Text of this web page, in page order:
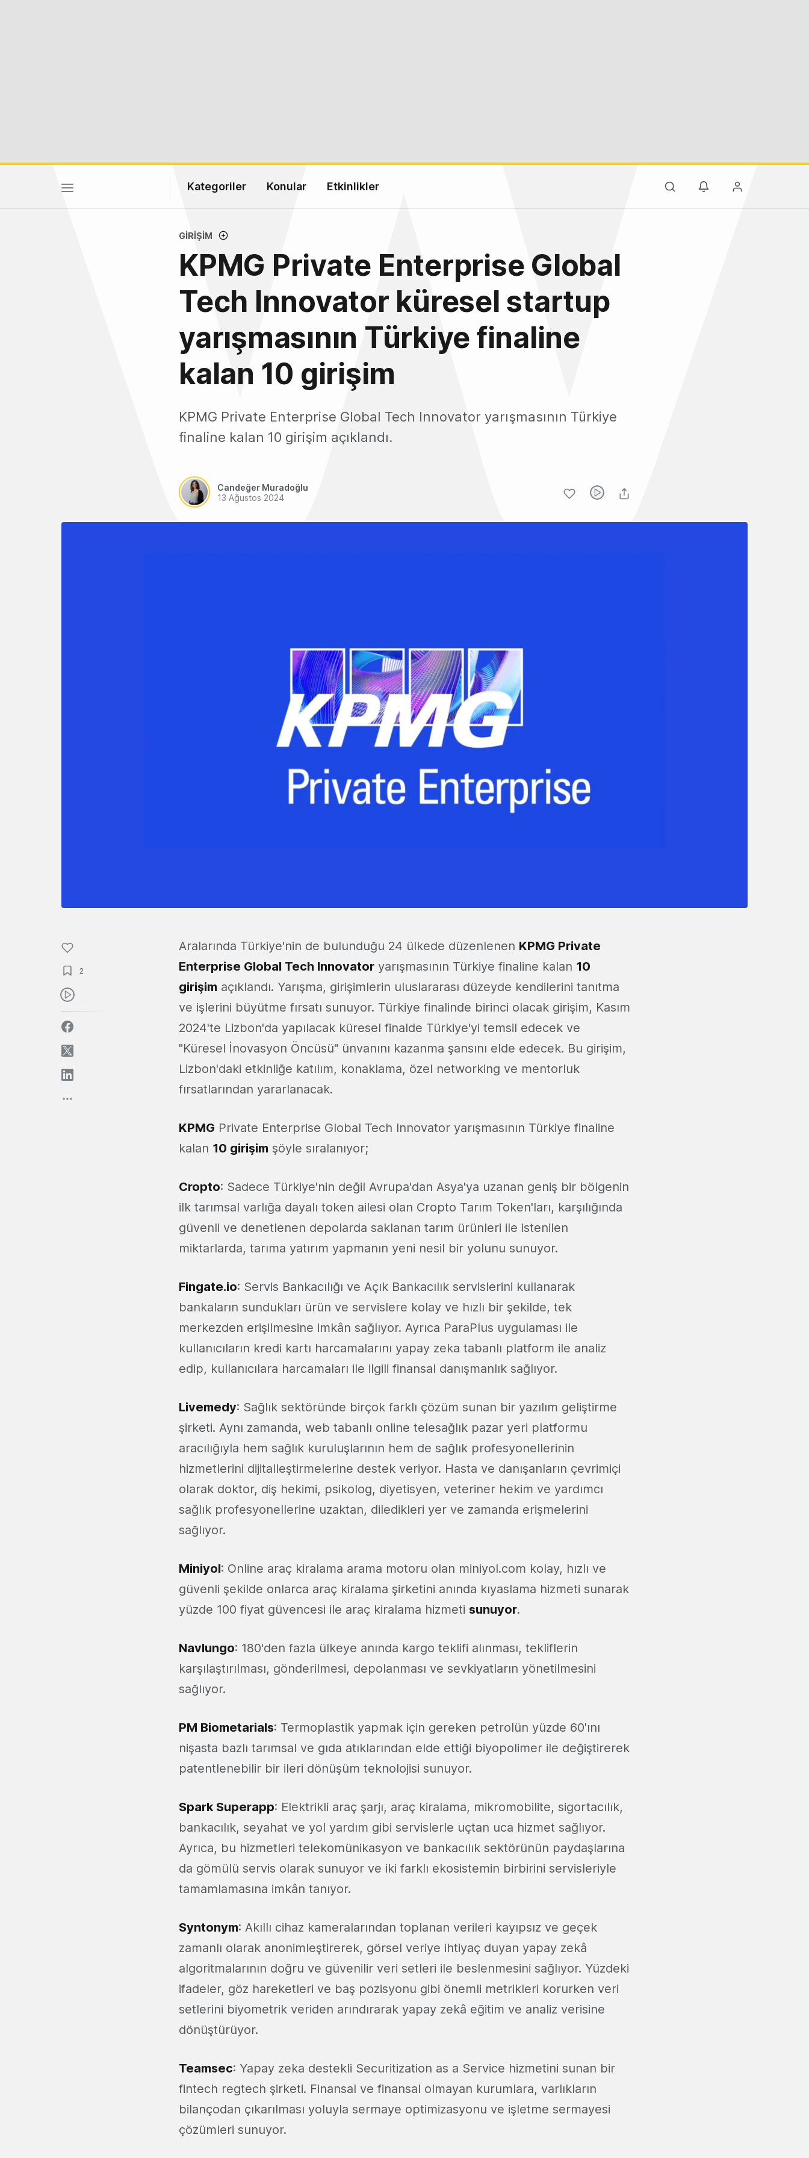
Kategoriler Konular Etkinlikler
GIRIŞIM
KPMG Private Enterprise Global
Tech Innovator küresel startup
yarışmasının Türkiye finaline
kalan 10 girişim
KPMG Private Enterprise Global Tech Innovator yarışmasının Türkiye
finaline kalan 10 girişim açıklandı.
Candeğer Muradoğlu
13 Ağustos 2024
2
Aralarında Türkiye'nin de bulunduğu 24 ülkede düzenlenen KPMG Private
Enterprise Global Tech Innovator yarışmasının Türkiye finaline kalan 10
girişim açıklandı. Yarışma, girişimlerin uluslararası düzeyde kendilerini tanıtma
ve işlerini büyütme fırsatı sunuyor. Türkiye finalinde birinci olacak girişim, Kasım
2024'te Lizbon'da yapılacak küresel finalde Türkiye'yi temsil edecek ve
"Küresel İnovasyon Öncüsü" ünvanını kazanma şansını elde edecek. Bu girişim,
Lizbon'daki etkinliğe katılım, konaklama, özel networking ve mentorluk
fırsatlarından yararlanacak.
KPMG Private Enterprise Global Tech Innovator yarışmasının Türkiye finaline
kalan 10 girişim şöyle sıralanıyor;
Cropto: Sadece Türkiye'nin değil Avrupa'dan Asya'ya uzanan geniş bir bölgenin
ilk tarımsal varlığa dayalı token ailesi olan Cropto Tarım Token'ları, karşılığında
güvenli ve denetlenen depolarda saklanan tarım ürünleri ile istenilen
miktarlarda, tarıma yatırım yapmanın yeni nesil bir yolunu sunuyor.
Fingate.io: Servis Bankacılığı ve Açık Bankacılık servislerini kullanarak
bankaların sundukları ürün ve servislere kolay ve hızlı bir şekilde, tek
merkezden erişilmesine imkân sağlıyor. Ayrıca ParaPlus uygulaması ile
kullanıcıların kredi kartı harcamalarını yapay zeka tabanlı platform ile analiz
edip, kullanıcılara harcamaları ile ilgili finansal danışmanlık sağlıyor.
Livemedy: Sağlık sektöründe birçok farklı çözüm sunan bir yazılım geliştirme
şirketi. Aynı zamanda, web tabanlı online telesağlık pazar yeri platformu
aracılığıyla hem sağlık kuruluşlarının hem de sağlık profesyonellerinin
hizmetlerini dijitalleştirmelerine destek veriyor. Hasta ve danışanların çevrimiçi
olarak doktor, diş hekimi, psikolog, diyetisyen, veteriner hekim ve yardımcı
sağlık profesyonellerine uzaktan, diledikleri yer ve zamanda erişmelerini
sağlıyor.
Miniyol: Online araç kiralama arama motoru olan miniyol.com kolay, hızlı ve
güvenli şekilde onlarca araç kiralama şirketini anında kıyaslama hizmeti sunarak
yüzde 100 fiyat güvencesi ile araç kiralama hizmeti sunuyor.
Navlungo: 180'den fazla ülkeye anında kargo teklifi alınması, tekliflerin
karşılaştırılması, gönderilmesi, depolanması ve sevkiyatların yönetilmesini
sağlıyor.
PM Biometarials: Termoplastik yapmak için gereken petrolün yüzde 60'ını
nişasta bazlı tarımsal ve gıda atıklarından elde ettiği biyopolimer ile değiştirerek
patentlenebilir bir ileri dönüşüm teknolojisi sunuyor.
Spark Superapp: Elektrikli araç şarjı, araç kiralama, mikromobilite, sigortacılık,
bankacılık, seyahat ve yol yardım gibi servislerle uçtan uca hizmet sağlıyor.
Ayrıca, bu hizmetleri telekomünikasyon ve bankacılık sektörünün paydaşlarına
da gömülü servis olarak sunuyor ve iki farklı ekosistemin birbirini servisleriyle
tamamlamasına imkân tanıyor.
Syntonym: Akıllı cihaz kameralarından toplanan verileri kayıpsız ve geçek
zamanlı olarak anonimleştirerek, görsel veriye ihtiyaç duyan yapay zekâ
algoritmalarının doğru ve güvenilir veri setleri ile beslenmesini sağlıyor. Yüzdeki
ifadeler, göz hareketleri ve baş pozisyonu gibi önemli metrikleri korurken veri
setlerini biyometrik veriden arındırarak yapay zekâ eğitim ve analiz verisine
dönüştürüyor.
Teamsec: Yapay zeka destekli Securitization as a Service hizmetini sunan bir
fintech regtech şirketi. Finansal ve finansal olmayan kurumlara, varlıkların
bilançodan çıkarılması yoluyla sermaye optimizasyonu ve işletme sermayesi
çözümleri sunuyor.